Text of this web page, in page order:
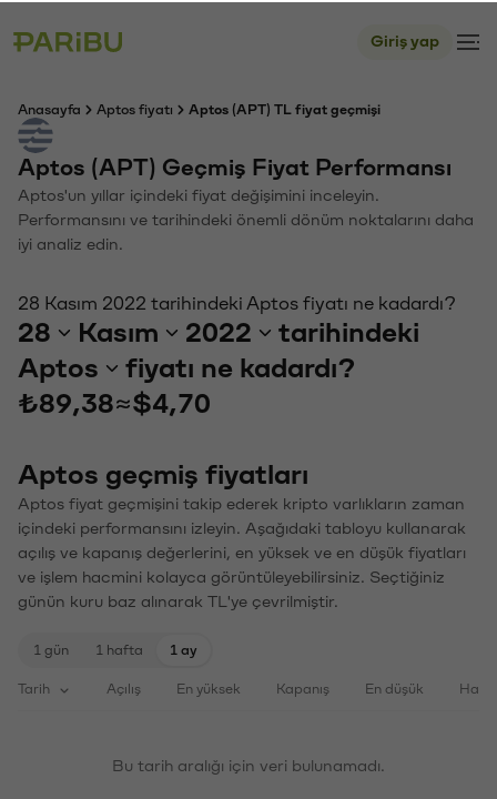
Giriş yap
Anasayfa Aptos fiyatı Aptos (APT) TL fiyat geçmişi
Aptos (APT) Geçmiş Fiyat Performansı
Aptos'un yıllar içindeki fiyat değişimini inceleyin.
Performansını ve tarihindeki önemli dönüm noktalarını daha
iyi analiz edin.
28 Kasım 2022 tarihindeki Aptos fiyatı ne kadardı?
28 Kasım 2022
tarihindeki
Aptos
fiyatı ne kadardı?
₺89,38≈$4,70
Aptos geçmiş fiyatları
Aptos fiyat geçmişini takip ederek kripto varlıkların zaman
içindeki performansını izleyin. Aşağıdaki tabloyu kullanarak
açılış ve kapanış değerlerini, en yüksek ve en düşük fiyatları
ve işlem hacmini kolayca görüntüleyebilirsiniz. Seçtiğiniz
günün kuru baz alınarak TL'ye çevrilmiştir.
1 gün 1 hafta 1 ay
Tarih Açılış En yüksek Kapanış En düşük
Bu tarih aralığı için veri bulunamadı.